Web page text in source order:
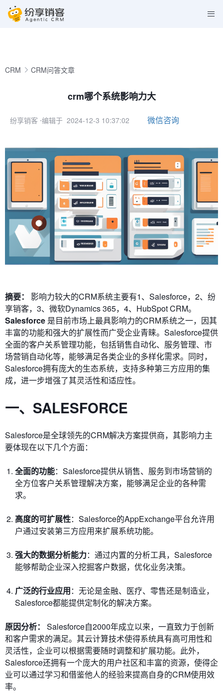
CRM CRM问答文章
crm哪个系统影响力大
纷享销客 ⋅编辑于 2024-12-3 10:37:02 微信咨询
摘要：
影响力较大的CRM系统主要有1、Salesforce，2、纷
享销客，3、微软Dynamics 365，4、HubSpot CRM。
Salesforce 是目前市场上最具影响力的CRM系统之一，因其
丰富的功能和强大的扩展性而广受企业青睐。Salesforce提供
全面的客户关系管理功能，包括销售自动化、服务管理、市
场营销自动化等，能够满足各类企业的多样化需求。同时，
Salesforce拥有庞大的生态系统，支持多种第三方应用的集
成，进一步增强了其灵活性和适应性。
一、SALESFORCE
Salesforce是全球领先的CRM解决方案提供商，其影响力主
要体现在以下几个方面：
全面的功能：Salesforce提供从销售、服务到市场营销的
全方位客户关系管理解决方案，能够满足企业的各种需
求。
高度的可扩展性：Salesforce的AppExchange平台允许用
户通过安装第三方应用来扩展系统功能。
强大的数据分析能力：通过内置的分析工具，Salesforce
能够帮助企业深入挖掘客户数据，优化业务决策。
广泛的行业应用：无论是金融、医疗、零售还是制造业，
Salesforce都能提供定制化的解决方案。
原因分析：
Salesforce自2000年成立以来，一直致力于创新
和客户需求的满足。其云计算技术使得系统具有高可用性和
灵活性，企业可以根据需要随时调整和扩展功能。此外，
Salesforce还拥有一个庞大的用户社区和丰富的资源，使得企
业可以通过学习和借鉴他人的经验来提高自身的CRM使用效
率。